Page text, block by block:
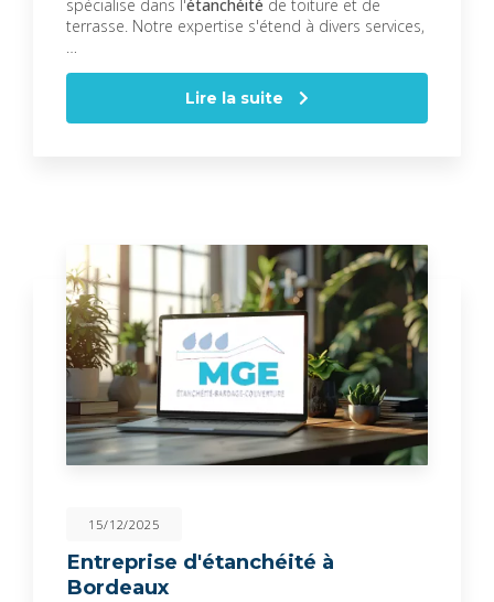
spécialise dans l'étanchéité de toiture et de
terrasse. Notre expertise s'étend à divers services,
…
Lire la suite
15/12/2025
Entreprise d'étanchéité à
Bordeaux